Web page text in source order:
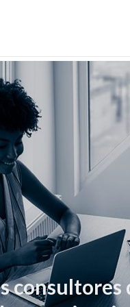
consultores